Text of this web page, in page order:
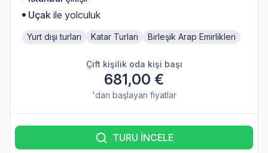
Uçak ile yolculuk
Yurt dışı turları Katar Turları Birleşik Arap Emirlikleri
Çift kişilik oda kişi başı
681,00 €
'dan başlayan fiyatlar
TURU İNCELE